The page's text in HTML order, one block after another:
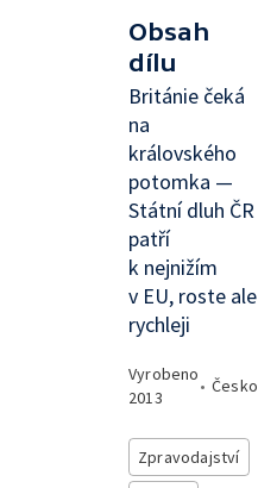
Obsah
dílu
Británie čeká
na
královského
potomka —
Státní dluh ČR
patří
k nejnižím
v EU, roste ale
rychleji
Vyrobeno
2013
• Česko
Zpravodajství